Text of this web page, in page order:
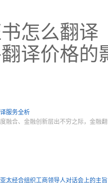
怎么翻译
译价格的
服务全析
融合、金融创新层出不穷之际，金融
亚太经合组织工商领导人对话会上的主旨